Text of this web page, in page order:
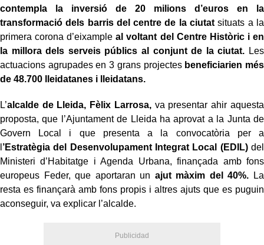
contempla la inversió de 20 milions d’euros en la
transformació dels barris del centre de la ciutat situats a la
primera corona d’eixample al voltant del Centre Històric i en
la millora dels serveis públics al conjunt de la ciutat. Les
actuacions agrupades en 3 grans projectes beneficiarien més
de 48.700 lleidatanes i lleidatans.
L’alcalde de Lleida, Fèlix Larrosa,va presentar ahir aquesta
proposta, que l’Ajuntament de Lleida ha aprovat a la Junta de
Govern Local i que presenta a la convocatòria per a
’Estratègia del Desenvolupament Integrat Local (EDIL)del
Ministeri d’Habitatge i Agenda Urbana, finançada amb fons
europeus Feder, que aportaran un ajut màxim del 40%. La
resta es finançarà amb fons propis i altres ajuts que es puguin
aconseguir, va explicar l’alcalde.